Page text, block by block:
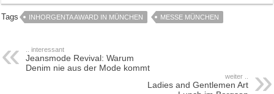
Tags INHORGENTA AWARD IN MÜNCHEN MESSE MÜNCHEN
.. interessant
Jeansmode Revival: Warum
Denim nie aus der Mode kommt
weiter ..
Ladies and Gentlemen Art